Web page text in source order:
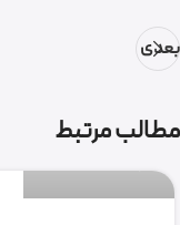
بعدی
مطالب مرتبط